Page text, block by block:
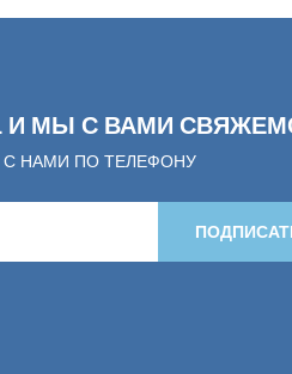
И МЫ С ВАМИ
НАМИ ПО ТЕЛЕФОНУ